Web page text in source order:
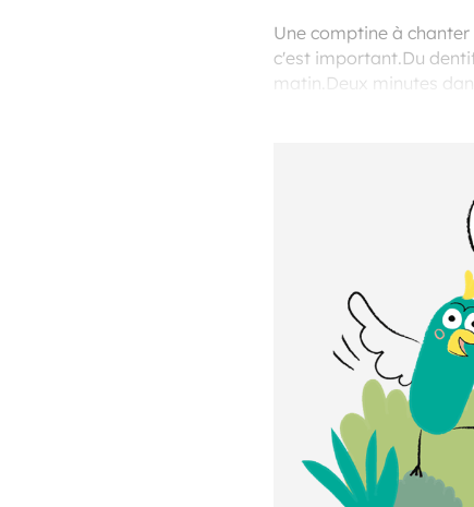
Une comptine à
c'est important.Du
matin.Deux minutes